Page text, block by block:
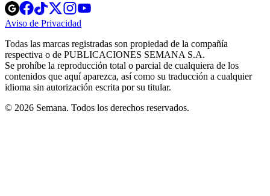
Opens
in
new
Opens
in
new
Opens
in
new
window
Opens
new
windowwindow
Aviso de Privacidad
new
window
Todas las marcas registradas son propiedad de la compañía
respectiva o de PUBLICACIONES SEMANA S.A.
Se prohíbe la reproducción total o parcial de cualquiera de los
contenidos que aquí aparezca, así como su traducción a cualquier
idioma sin autorización escrita por su titular.
© 2026 Semana. Todos los derechos reservados.